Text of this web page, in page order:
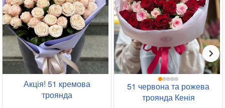
Акція! 51 кремова
троянда
51 червона та рожева
троянда Кенія